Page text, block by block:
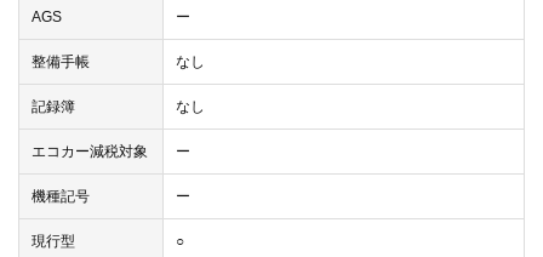
AGS ー
整備手帳 なし
記録簿 なし
エコカー減税対象 ー
機種記号 ー
現行型 ○